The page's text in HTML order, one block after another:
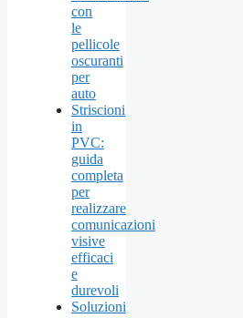
con
le
pellicole
oscuranti
per
auto
Striscioni
in
PVC:
guida
completa
per
realizzare
comunicazioni
visive
efficaci
e
durevoli
Soluzioni